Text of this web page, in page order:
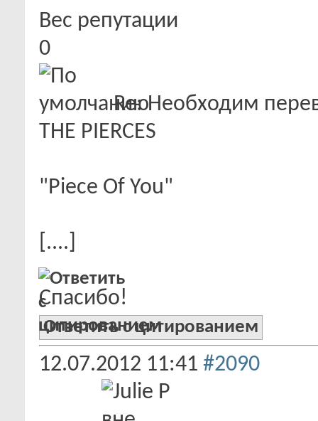
Вес репутации
0
Re: Необходим
THE PIERCES
"Piece Of You"
[....]
Спасибо!
Ответить с цитированием
12.07.2012 11:41 #2090